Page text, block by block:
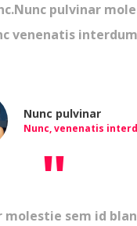
pulvinar
venenatis
Nunc pulvinar
Nunc, venenatis
"
molestie sem id